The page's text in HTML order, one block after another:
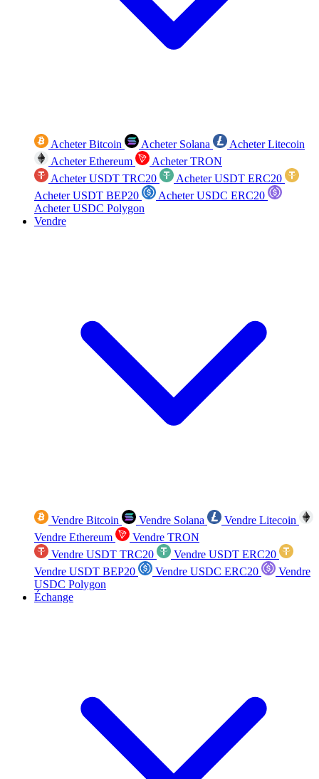
Acheter Bitcoin Acheter Solana
Acheter Litecoin
Acheter Ethereum
Acheter TRON
Acheter USDT TRC20
Acheter USDT ERC20
Acheter USDT BEP20
Acheter USDC ERC20
Acheter USDC Polygon
Vendre
Vendre Bitcoin Vendre Solana
Vendre Litecoin
Vendre Ethereum
Vendre TRON
Vendre USDT TRC20
Vendre USDT ERC20
Vendre USDT BEP20
Vendre USDC ERC20
Vendre
USDC Polygon
Échange